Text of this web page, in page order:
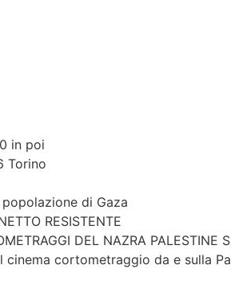
in poi
Torino
di Gaza
RESISTENTE
DEL NAZRA PALESTINE
cortometraggio da e sulla